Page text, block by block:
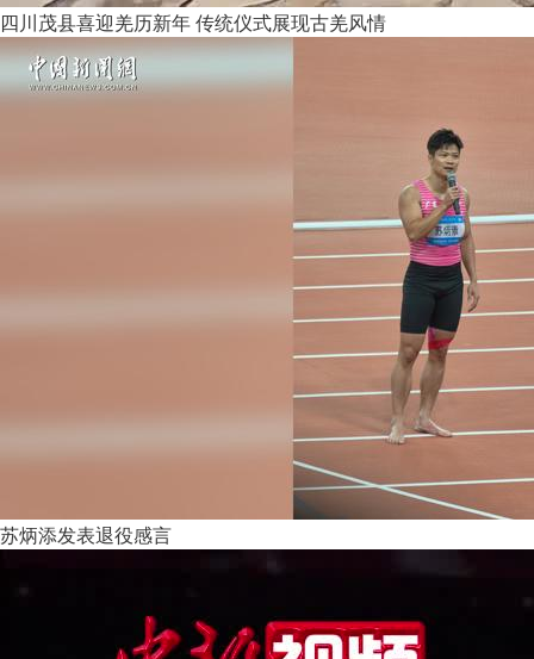
四川茂县喜迎羌历新年 传统仪式展现古羌风情
苏炳添发表退役感言